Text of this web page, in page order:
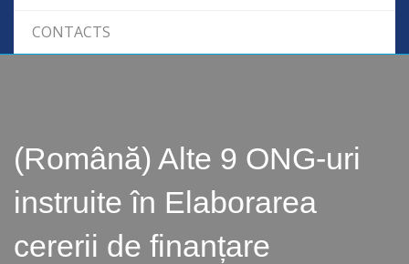
CONTACTS
(Română) Alte 9 ONG-uri
instruite în Elaborarea
cererii de finanțare